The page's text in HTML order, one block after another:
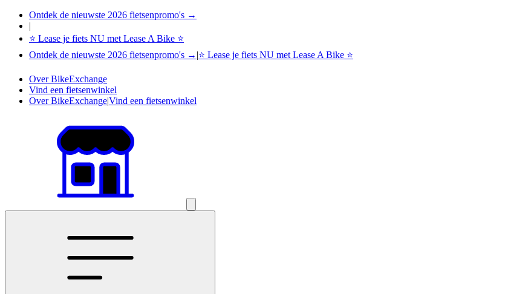
Ontdek de nieuwste 2026 fietsenpromo's →
|
⭐ Lease je fiets NU met Lease A Bike ⭐
Ontdek de nieuwste 2026 fietsenpromo's → |⭐ Lease je fiets NU met Lease A Bike ⭐
Over BikeExchange
Vind een fietsenwinkel
Over BikeExchange|Vind een fietsenwinkel